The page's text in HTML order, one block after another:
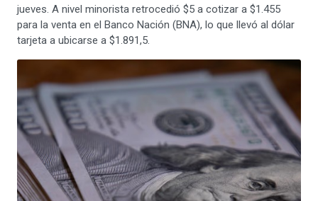
jueves. A nivel minorista retrocedió $5 a cotizar a $1.455
para la venta en el Banco Nación (BNA), lo que llevó al dólar
tarjeta a ubicarse a $1.891,5.